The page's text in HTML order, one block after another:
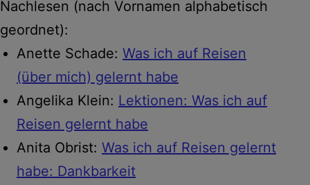
Nachlesen (nach Vornamen alphabetisch
geordnet):
Anette Schade: Was ich auf Reisen
(über mich) gelernt habe
Angelika Klein: Lektionen: Was ich auf
Reisen gelernt habe
Anita Obrist: Was ich auf Reisen gelernt
habe: Dankbarkeit